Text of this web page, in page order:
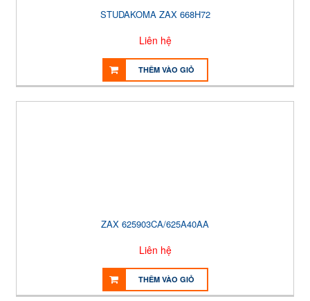
STUDAKOMA ZAX 668H72
Liên hệ
THÊM VÀO GIỎ
ZAX 625903CA/625A40AA
Liên hệ
THÊM VÀO GIỎ